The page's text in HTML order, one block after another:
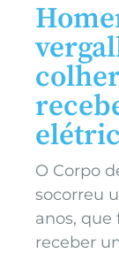
O Corpo
socorreu
anos, que
receber